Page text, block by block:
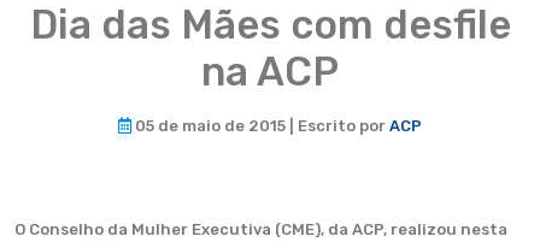
Dia das Mães com desfile
na ACP
05 de maio de 2015 | Escrito por ACP
O Conselho da Mulher Executiva (CME), da ACP, realizou nesta